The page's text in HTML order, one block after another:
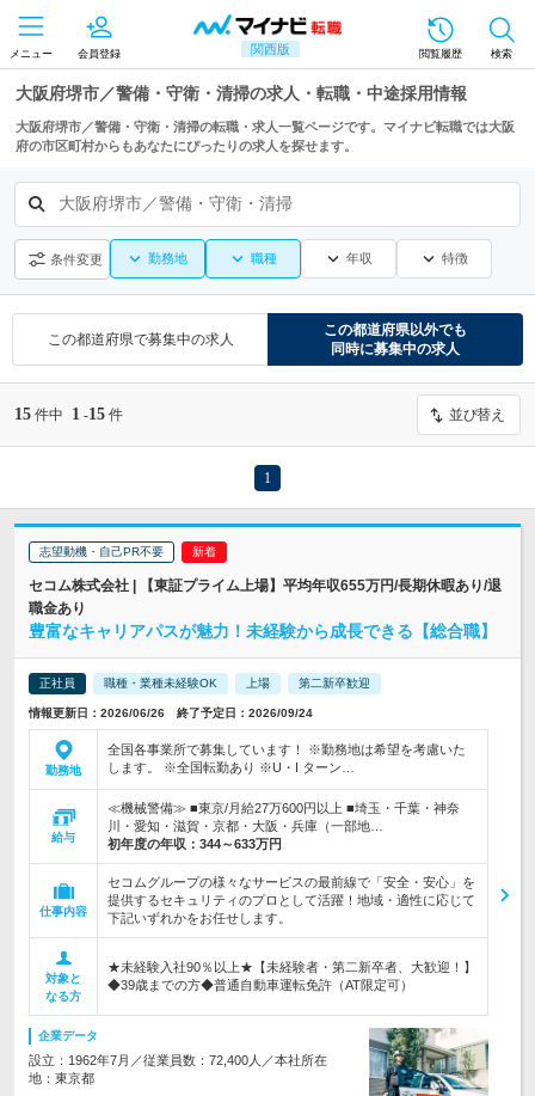
関西版
メニュー 会員登録 閲覧履歴 検索
大阪府堺市／警備・守衛・清掃の求人・転職・中途採用情報
大阪府堺市／警備・守衛・清掃の転職・求人一覧ページです。マイナビ転職では大阪
府の市区町村からもあなたにぴったりの求人を探せます。
大阪府堺市／警備・守衛・清掃
条件変更 勤務地 職種 年収 特徴
この都道府県で募集中の求人
この都道府県以外でも
同時に募集中の求人
15 件中 1 -15 件 並び替え
1
志望動機・自己PR不要
セコム株式会社 | 【東証プライム上場】平均年収655万円/長期休暇あり/退
職金あり
豊富なキャリアパスが魅力！未経験から成長できる【総合職】
正社員 職種・業種未経験OK 上場 第二新卒歓迎
情報更新日：2026/06/26 終了予定日：2026/09/24
勤務地
全国各事業所で募集しています！ ※勤務地は希望を考慮いた
します。 ※全国転勤あり ※U・I ターン…
給与
≪機械警備≫ ■東京/月給27万600円以上 ■埼玉・千葉・神奈
川・愛知・滋賀・京都・大阪・兵庫（一部地…
初年度の年収： 344～633万円
仕事内容
セコムグループの様々なサービスの最前線で「安全・安心」を
提供するセキュリティのプロとして活躍！地域・適性に応じて
下記いずれかをお任せします。
対象と
なる方
★未経験入社90％以上★【未経験者・第二新卒者、大歓迎！】
◆39歳までの方◆普通自動車運転免許（AT限定可）
企業データ
設立：1962年7月／従業員数：72,400人／本社所在
地：東京都